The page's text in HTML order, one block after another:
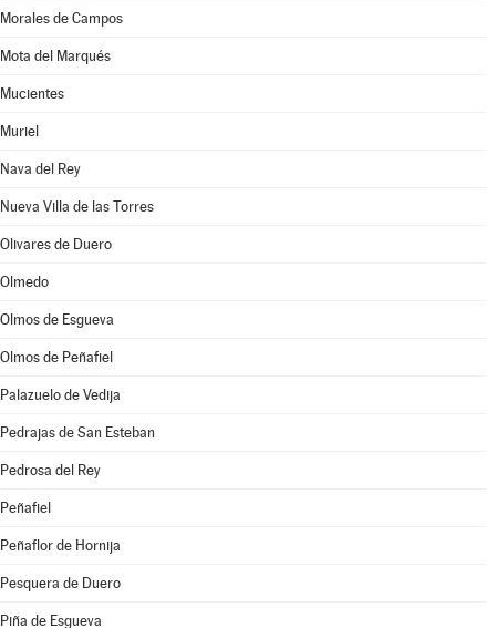
Morales de Campos
Mota del Marqués
Mucientes
Muriel
Nava del Rey
Nueva Villa de las Torres
Olivares de Duero
Olmedo
Olmos de Esgueva
Olmos de Peñafiel
Palazuelo de Vedija
Pedrajas de San Esteban
Pedrosa del Rey
Peñafiel
Peñaflor de Hornija
Pesquera de Duero
Piña de Esgueva